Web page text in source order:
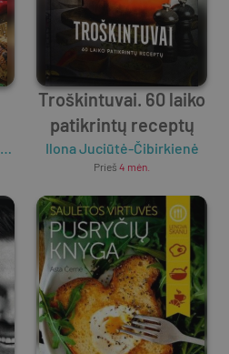
,Eglė Angelė,Gian Luca
Troškintuvai. 60 laiko
patikrintų receptų
Ilona Juciūtė-Čibirkienė
Prieš 4 mėn.